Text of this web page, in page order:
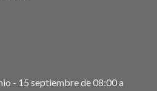
- 15 septiembre de 08:00 a